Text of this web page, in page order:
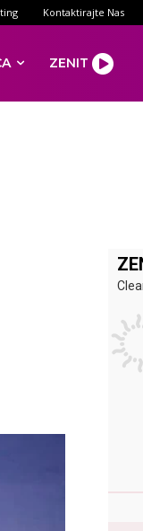
Kontaktirajte Nas
ZENIT